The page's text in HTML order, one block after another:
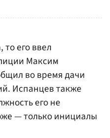
его ввел
Максим
во время дачи
Испанцев также
его не
— только инициалы